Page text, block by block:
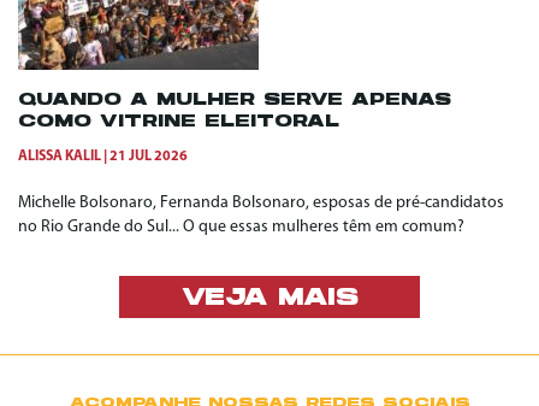
QUANDO A MULHER SERVE APENAS
COMO VITRINE ELEITORAL
ALISSA KALIL 21 JUL 2026
Michelle Bolsonaro, Fernanda Bolsonaro, esposas de pré-candidatos
no Rio Grande do Sul... O que essas mulheres têm em comum?
VEJA MAIS